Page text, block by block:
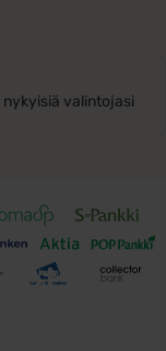
valintojasi